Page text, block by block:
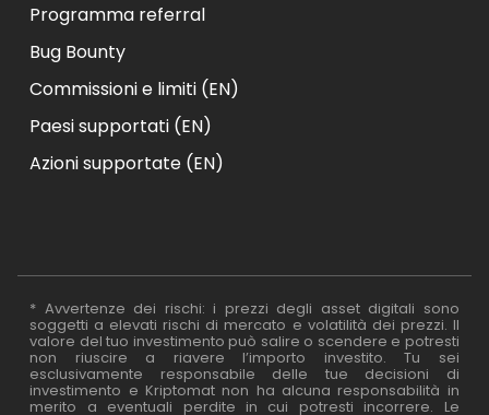
Programma referral
Bug Bounty
Commissioni e limiti (EN)
Paesi supportati (EN)
Azioni supportate (EN)
* Avvertenze dei rischi: i prezzi degli asset digitali sono
soggetti a elevati rischi di mercato e volatilità dei prezzi. Il
valore del tuo investimento può salire o scendere e potresti
non riuscire a riavere l’importo investito. Tu sei
esclusivamente responsabile delle tue decisioni di
investimento e Kriptomat non ha alcuna responsabilità in
merito a eventuali perdite in cui potresti incorrere. Le